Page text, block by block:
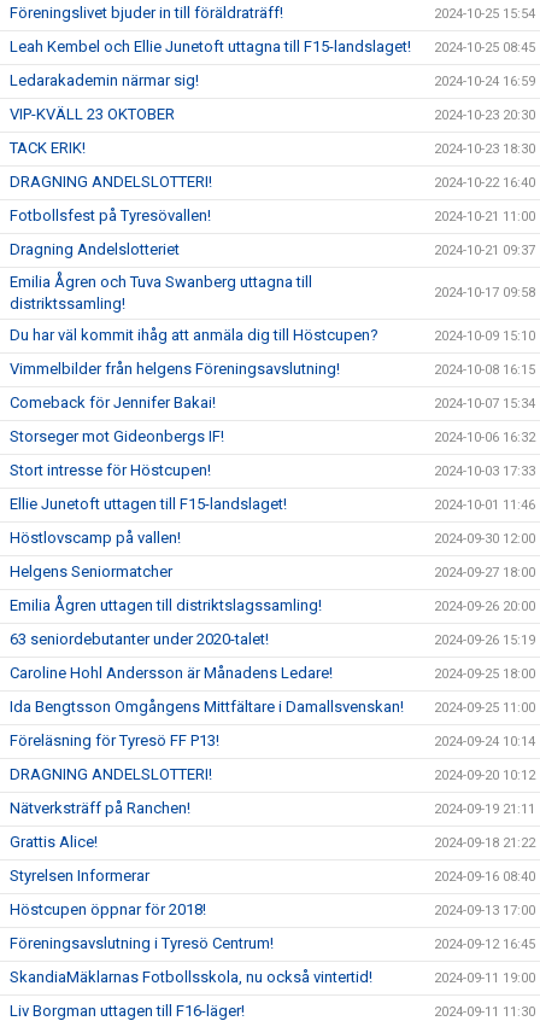
Föreningslivet bjuder in till föräldraträff! 2024-10-25 15:54
Leah Kembel och Ellie Junetoft uttagna till F15-landslaget! 2024-10-25 08:45
Ledarakademin närmar sig! 2024-10-24 16:59
VIP-KVÄLL 23 OKTOBER 2024-10-23 20:30
TACK ERIK! 2024-10-23 18:30
DRAGNING ANDELSLOTTERI! 2024-10-22 16:40
Fotbollsfest på Tyresövallen! 2024-10-21 11:00
Dragning Andelslotteriet 2024-10-21 09:37
Emilia Ågren och Tuva Swanberg uttagna till
distriktssamling!
2024-10-17 09:58
Du har väl kommit ihåg att anmäla dig till Höstcupen? 2024-10-09 15:10
Vimmelbilder från helgens Föreningsavslutning! 2024-10-08 16:15
Comeback för Jennifer Bakai! 2024-10-07 15:34
Storseger mot Gideonbergs IF! 2024-10-06 16:32
Stort intresse för Höstcupen! 2024-10-03 17:33
Ellie Junetoft uttagen till F15-landslaget! 2024-10-01 11:46
Höstlovscamp på vallen! 2024-09-30 12:00
Helgens Seniormatcher 2024-09-27 18:00
Emilia Ågren uttagen till distriktslagssamling! 2024-09-26 20:00
63 seniordebutanter under 2020-talet! 2024-09-26 15:19
Caroline Hohl Andersson är Månadens Ledare! 2024-09-25 18:00
Ida Bengtsson Omgångens Mittfältare i Damallsvenskan! 2024-09-25 11:00
Föreläsning för Tyresö FF P13! 2024-09-24 10:14
DRAGNING ANDELSLOTTERI! 2024-09-20 10:12
Nätverksträff på Ranchen! 2024-09-19 21:11
Grattis Alice! 2024-09-18 21:22
Styrelsen Informerar 2024-09-16 08:40
Höstcupen öppnar för 2018! 2024-09-13 17:00
Föreningsavslutning i Tyresö Centrum! 2024-09-12 16:45
SkandiaMäklarnas Fotbollsskola, nu också vintertid! 2024-09-11 19:00
Liv Borgman uttagen till F16-läger! 2024-09-11 11:30